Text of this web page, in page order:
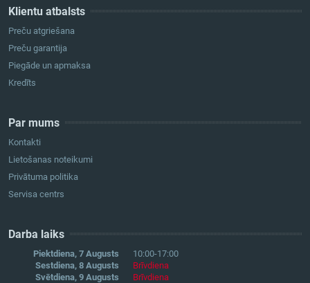
Klientu atbalsts
Preču atgriešana
Preču garantija
Piegāde un apmaksa
Kredīts
Par mums
Kontakti
Lietošanas noteikumi
Privātuma politika
Servisa centrs
Darba laiks
Piektdiena, 7 Augusts
10:00-17:00
Sestdiena, 8 Augusts
Brīvdiena
Svētdiena, 9 Augusts
Brīvdiena